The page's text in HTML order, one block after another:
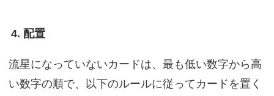
4. 配置
流星になっていないカードは、最も低い数字から高
い数字の順で、以下のルールに従ってカードを置く